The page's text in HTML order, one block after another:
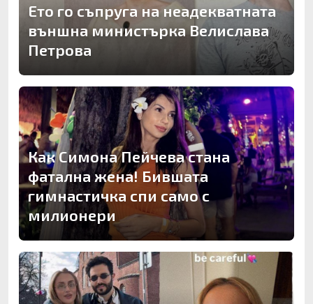
Ето го съпруга на неадекватната
външна министърка Велислава
Петрова
Как Симона Пейчева стана
фатална жена! Бившата
гимнастичка спи само с
милионери